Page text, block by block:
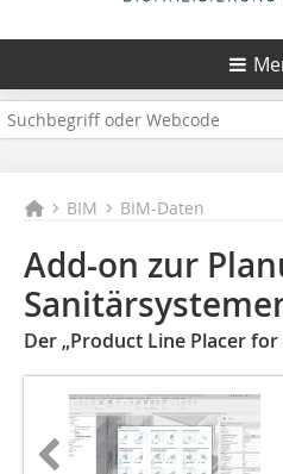
BIM BIM-Daten
Add-on zur
Der „Product Line Placer